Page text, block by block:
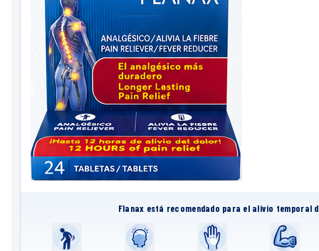
Flanax está recomendado para el alivio temporal